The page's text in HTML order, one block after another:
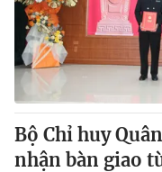
Sản phẩm
Thị trường
Tư vấn
Lịch phát sóng
Chuyên mục khác
Emagazine
Bộ Chỉ huy
nhận bàn giao